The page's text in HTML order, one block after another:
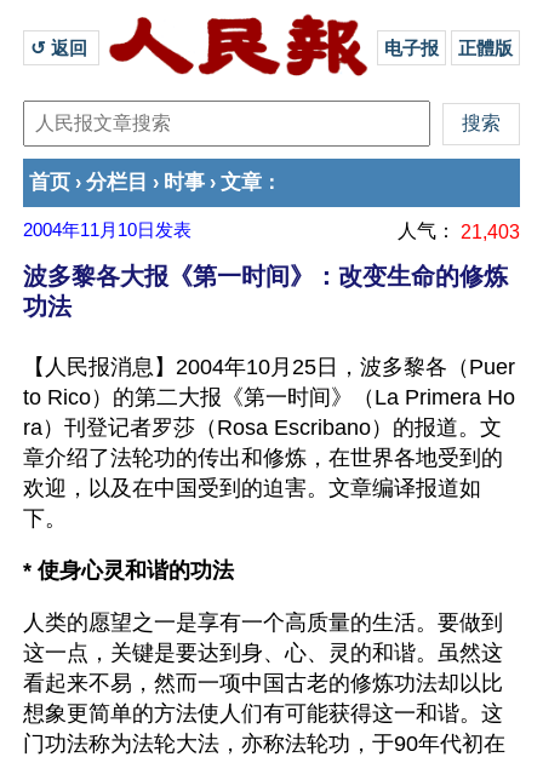
↺ 返回 电子报 正體版
首页 › 分栏目 › 时事 › 文章 ：
2004年11月10日 发表 人气： 21,403
波多黎各大报《第一时间》：改变生命的修炼
功法
【人民报消息】2004年10月25日，波多黎各（Puer
to Rico）的第二大报《第一时间》（La Primera Ho
ra）刊登记者罗莎（Rosa Escribano）的报道。文
章介绍了法轮功的传出和修炼，在世界各地受到的
欢迎，以及在中国受到的迫害。文章编译报道如
下。
* 使身心灵和谐的功法
人类的愿望之一是享有一个高质量的生活。要做到
这一点，关键是要达到身、心、灵的和谐。虽然这
看起来不易，然而一项中国古老的修炼功法却以比
想象更简单的方法使人们有可能获得这一和谐。这
门功法称为法轮大法，亦称法轮功，于90年代初在